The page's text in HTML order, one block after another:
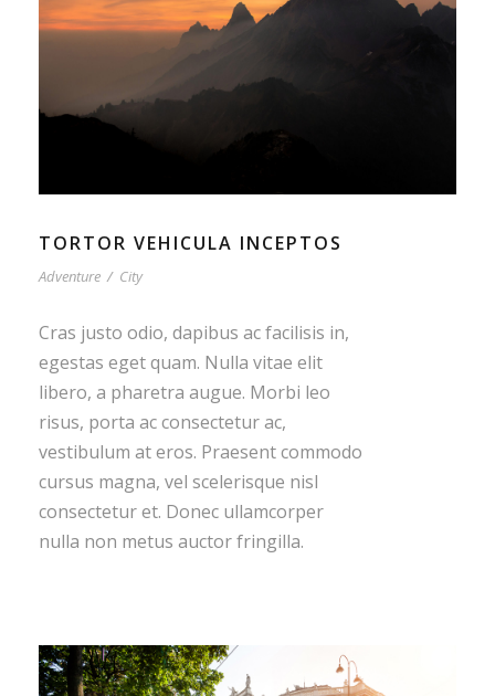
TORTOR VEHICULA INCEPTOS
Adventure / City
Cras justo odio, dapibus ac facilisis in,
egestas eget quam. Nulla vitae elit
libero, a pharetra augue. Morbi leo
risus, porta ac consectetur ac,
vestibulum at eros. Praesent commodo
cursus magna, vel scelerisque nisl
consectetur et. Donec ullamcorper
nulla non metus auctor fringilla.